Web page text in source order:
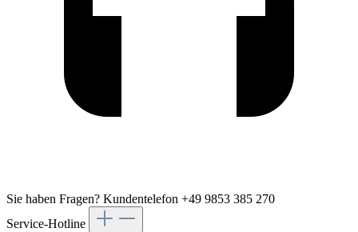
Sie haben Fragen? Kundentelefon +49 9853 385 270
Service-Hotline